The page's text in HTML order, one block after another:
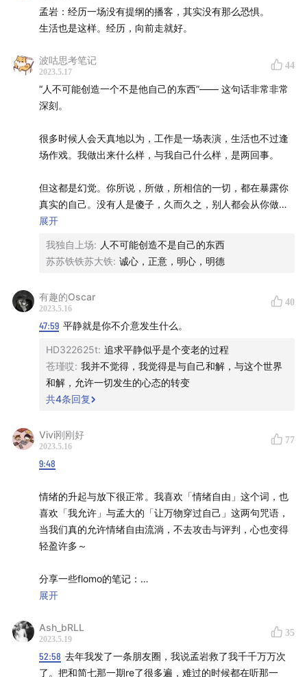
相关节目：《
靠个人｜周奇墨x东东枪x张潇雨x孟岩
相关书籍 ：《 清醒地活 》《 洞见》《
男孩、鼹鼠、狐狸和
》《禅者的初心》
相关网站：过去两百年世界范围内所创造的 GDP 总量
📖 购书渠道
你可以随时随地在「有知有行」App 里免费阅读《投资第
1 课》的完整内容，但如果你希望买一本实体书来读读，
那么，欢迎在微信中搜索小程序「有知有行的店铺」，购
买由读库出版的《投资第 1 课》精装本。
Midnight Flash — Amaksi、Background Documentary
— LEXMusic
🛵 创作者们
厚望 @老钱日日谈 &
孟岩@有知有行
柯霖 @顺带一提
【关于无人知晓】
无人知晓是一档由孟岩主理的投资向对话类播客。每期都
会邀请一位好友来做客。至于更新频率、嘉宾选择、每期
主题，就如同这个名字一样，无人知晓。
孟岩：经历一场没有提纲的播客，其实没有那么恐惧。
生活也是这样。经历，向前走就好。
波咕思考笔记
2023.5.17
44
“人不可能创造一个不是他自己的东西”—— 这句话非常非常
深刻。
很多时候人会天真地以为，工作是一场表演，生活也不过逢
场作戏。我做出来什么样，与我自己什么样，是两回事。
但这都是幻觉。你所说，所做，所相信的一切，都在暴露你
真实的自己。没有人是傻子，久而久之，别人都会从你做的
一点一滴，在每一个触点上了解到你的真实样貌。
深刻理解了这一点，人就更应该意识到，人生所努力的一
切，本质都是在向内求。每一场战争的敌人，都是自己的内
所谓：诚意，正心，修身，齐家，治国，平天下。每一项都
是上一项做好之后，自然的结果。一切的一切，从诚意正心
开始。
展开
我独自上场: 人不可能创造不是自己的东西
苏苏铁铁苏大铁: 诚心，正意，明心，明德
有趣的Oscar
2023.5.16
40
47:59 平静就是你不介意发生什么。
HD322625t: 追求平静似乎是个变老的过程
苍瑾哎: 我并不觉得，我觉得是与自己和解，与这个世界
和解，允许一切发生的心态的转变
共4条回复
Vivi刚刚好
2023.5.16
77
9:48
情绪的升起与放下很正常。我喜欢「情绪自由」这个词，也
喜欢「我允许」与孟大的「让万物穿过自己」这两句咒语，
当我们真的允许情绪自由流淌，不去攻击与评判，心也变得
轻盈许多～
分享一些flomo的笔记：
份情绪带到下一件你要做的事情里。——孟岩
当你允许自己的情绪流动，但不被它们所控制时，你就获得
展开
Ash_bRLL
2023.5.19
35
52:58 去年我发了一条朋友圈，我说孟岩救了我千千万万次
了。把和简七那一期re了很多遍，难过的时候都在听那一